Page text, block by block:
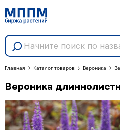
Главная Каталог товаров Вероника
Вероника